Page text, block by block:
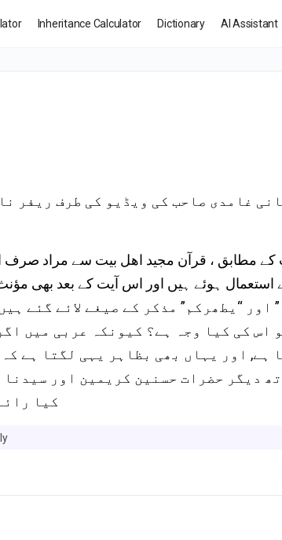
Inheritance Calculator Dictionary AI Assistant
غامدی صاحب کی ویڈیو کی طرف ریفر
اور “یطھرکم” مذکر کے صیغے لائے گئے
اس کی کیا وجہ ہے؟ کیونکہ عربی میں
ہے, اور یہاں بھی بظاہر یہی لگتا ہے
دیگر حضرات حسنین کریمین اور
کیا